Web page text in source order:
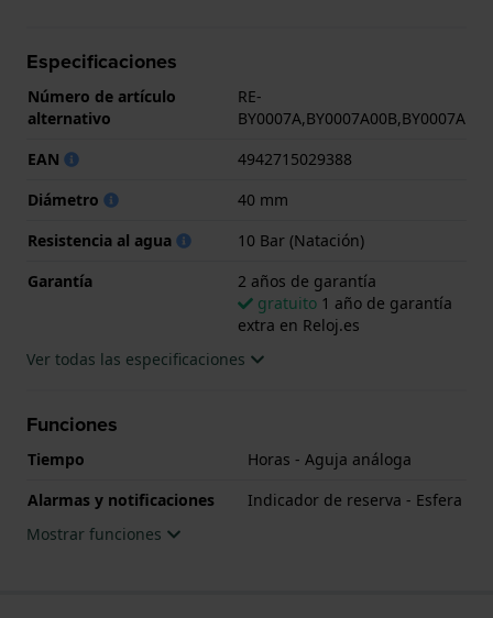
motivo grabado a mano que representa las estelas
de luz de las estrellas fugaces, como la lluvia de
meteoritos de las Perseidas. El color azul intenso se
Epson, que crea un efecto de tonalidad único en una
placa metálica. El reloj incorpora un movimiento
horas y una frecuencia de 21.600 vibraciones por
hora. Llevar el Orient Star M Collection Perseus
significa poseer un reloj que combina innovación
técnica y diseño de inspiración astronómica.
Además, cada reloj va acompañado de un certificado
Especificaciones
Número de artículo
alternativo
RE-
BY0007A,BY0007A00B,BY0007A
EAN
4942715029388
Diámetro
40 mm
Resistencia al agua
10 Bar (Natación)
Garantía
2 años de garantía
gratuito 1 año de garantía
extra en Reloj.es
Ver todas las especificaciones
Funciones
Tiempo
Horas - Aguja análoga
Alarmas y notificaciones
Indicador de reserva - Esfera
Mostrar funciones